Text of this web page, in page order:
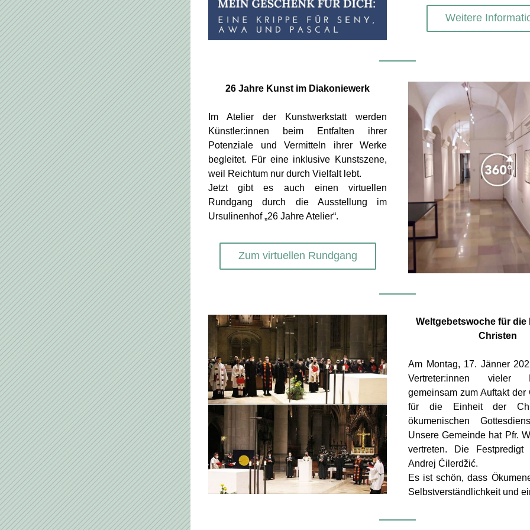
Weitere
26 Jahre Kunst im Diakoniewerk
Im Atelier der Kunstwerkstatt werden
Künstler:innen beim Entfalten ihrer
Potenziale und Vermitteln ihrer Werke
begleitet. Für eine inklusive Kunstszene,
weil Reichtum nur durch Vielfalt lebt.
Jetzt gibt es auch einen virtuellen
Rundgang durch die Ausstellung im
Ursulinenhof „26 Jahre Atelier“.
Zum virtuellen Rundgang
Weltgebetswoche für die
Christen
Am Montag, 17. Jänner
Vertreter:innen vieler
gemeinsam zum Auftakt der
für die Einheit der
ökumenischen
Unsere Gemeinde hat Pfr.
vertreten. Die Festpredigt
Andrej Ćilerdžić.
Es ist schön, dass
Selbstverständlichkeit und